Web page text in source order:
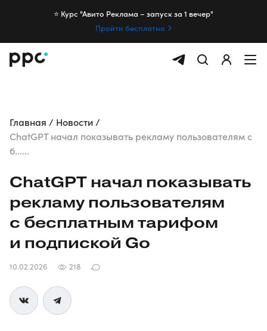
⭐️ Курс "Авито Реклама – запуск за 1 вечер"
Пройти бесплатно
Главная
Новости
ChatGPT начал показывать рекламу пользователям с
б......
ChatGPT начал показывать
рекламу пользователям
с бесплатным тарифом
и подпиской Go
10.02.2026 218